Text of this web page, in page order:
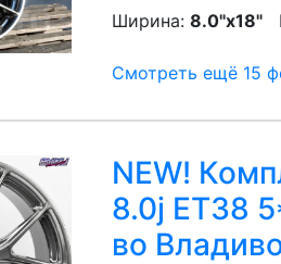
Ширина: 8.0"x18"
Смотреть ещё 15
NEW!
8.0j ET38
во